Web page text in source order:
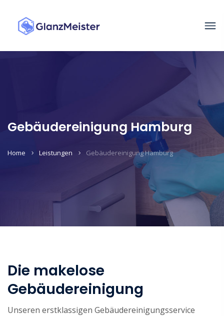
Gebäudereinigung Hamburg
Home Leistungen Gebäudereinigung Hamburg
Die makelose
Gebäudereinigung
Unseren erstklassigen Gebäudereinigungsservice